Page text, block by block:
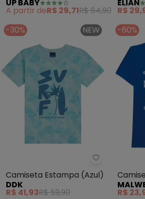
Algodão (Azul)
UP BABY
A partir deR$ 29,71R$ 84,90
Navy
ELIAN
R$
-30%
NEW
Ddk -
Camiseta Estampa (Azul)
DDK
R$ 41,93R$ 59,90
-60%
Ferro®
R$